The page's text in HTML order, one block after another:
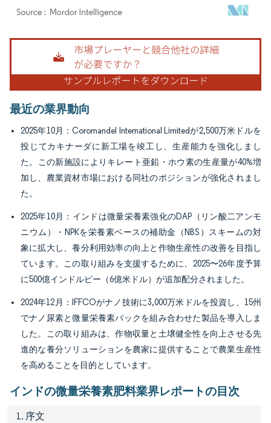
画像 © Mordor Intelligence。再利用にはCC BY 4.0の表示が必要です。
最近の業界動向
2025年10月：Coromandel International Limitedが2,500万米ドルを
投じてカキナーダに新工場を竣工し、生産能力を強化しまし
た。この新施設によりキレート亜鉛・ホウ素の生産量が40%増
加し、農業資材市場における同社のポジションが強化されまし
た。
2025年10月：インドは微量栄養素強化のDAP（リン酸二アンモ
ニウム）・NPKを栄養素ベースの補助金（NBS）スキームの対
象に拡大し、養分利用効率の向上と作物生産性の改善を目指し
ています。この取り組みを支援するために、2025〜26年度予算
に500億インドルピー（6億米ドル）が追加配分されました。
2024年12月：IFFCOがナノ技術に3,000万米ドルを投資し、15州
でナノ尿素と微量栄養素パックを組み合わせた製品を導入しま
した。この取り組みは、作物収量と土壌健全性を向上させる先
進的な養分ソリューションを農家に提供することで農業生産性
を高めることを目的としています。
インドの微量栄養素肥料業界レポートの目次
1. 序文